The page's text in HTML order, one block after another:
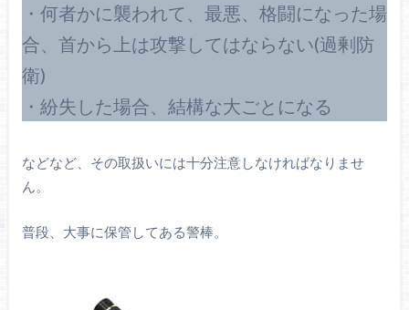
・何者かに襲われて、最悪、格闘になった場
合、首から上は攻撃してはならない(過剰防
衛)
・紛失した場合、結構な大ごとになる
などなど、その取扱いには十分注意しなければなりませ
ん。
普段、大事に保管してある警棒。